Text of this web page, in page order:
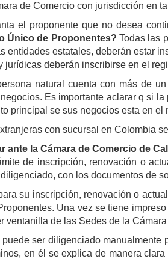
de Comercio con jurisdicción en
el proponente que no desea
Único de Proponentes? Todas las
entidades estatales, deberán estar
jurídicas deberán inscribirse en el
natural cuenta con más de
Es importante aclarar q si
principal se sus negocios esta en
con sucursal en Colombia
ante la Cámara de Comercio de
de inscripción, renovación o
con los documentos de
su inscripción, renovación o
Una vez se tiene
ventanilla de las Sedes de la
puede ser diligenciado
en él se explica de manera